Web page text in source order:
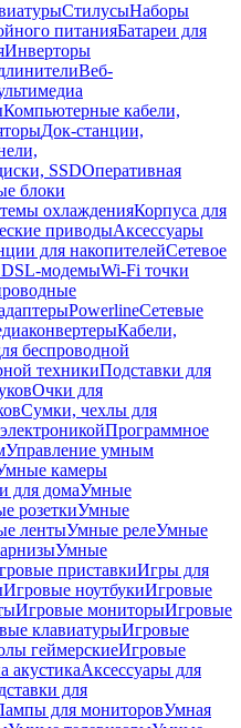
СтилусыНаборы
питанияБатареи для
Инверторы
Веб-
Компьютерные кабели,
Док-станции,
SSDОперативная
блоки
охлажденияКорпуса для
приводыАксессуары
для накопителейСетевое
модемыWi-Fi точки
PowerlineСетевые
Кабели,
беспроводной
техникиПодставки для
Очки для
Сумки, чехлы для
Программное
Управление умным
камеры
для домаУмные
розеткиУмные
лентыУмные релеУмные
Умные
приставкиИгры для
Игровые ноутбукиИгровые
Игровые мониторыИгровые
клавиатурыИгровые
геймерскиеИгровые
акустикаАксессуары для
для
для мониторовУмная